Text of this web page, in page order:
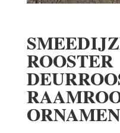
ROOSTER